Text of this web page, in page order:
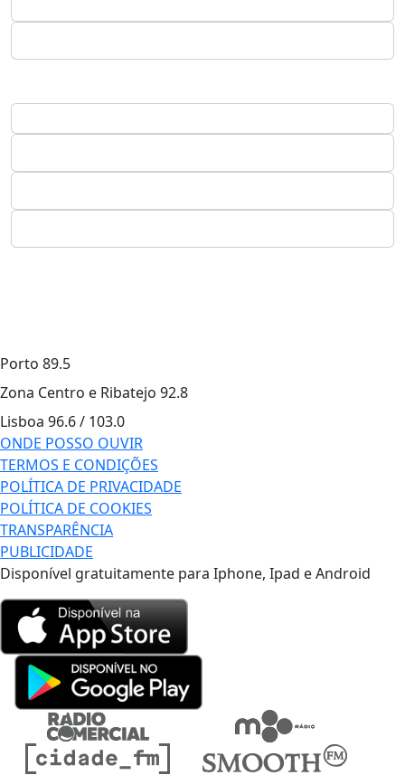
Porto 89.5
Zona Centro e Ribatejo 92.8
Lisboa 96.6 / 103.0
ONDE POSSO OUVIR
TERMOS E CONDIÇÕES
POLÍTICA DE PRIVACIDADE
POLÍTICA DE COOKIES
TRANSPARÊNCIA
PUBLICIDADE
Disponível gratuitamente para Iphone, Ipad e Android